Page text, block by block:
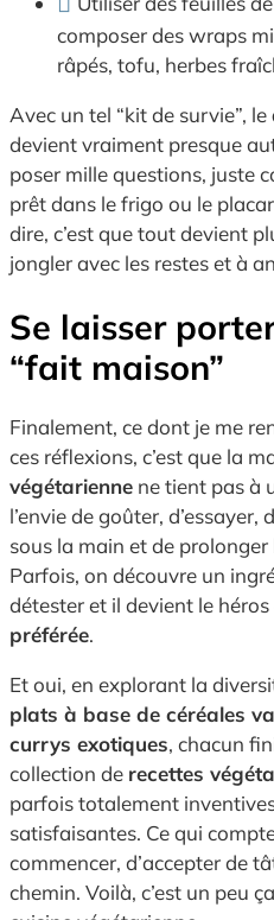
composer des wraps
râpés, tofu, herbes
Avec un tel “kit de survie”, le
devient vraiment presque
poser mille questions, juste
prêt dans le frigo ou le
dire, c’est que tout devient
jongler avec les restes et à
Se laisser
“fait maison”
Finalement, ce dont je me
ces réflexions, c’est que la
végétarienne ne tient pas à
l’envie de goûter, d’essayer,
sous la main et de
Parfois, on découvre un
détester et il devient le héros
préférée.
Et oui, en explorant la
plats à base de céréales
currys exotiques, chacun
collection de recettes
parfois totalement
satisfaisantes. Ce qui
commencer, d’accepter de
chemin. Voilà, c’est un peu